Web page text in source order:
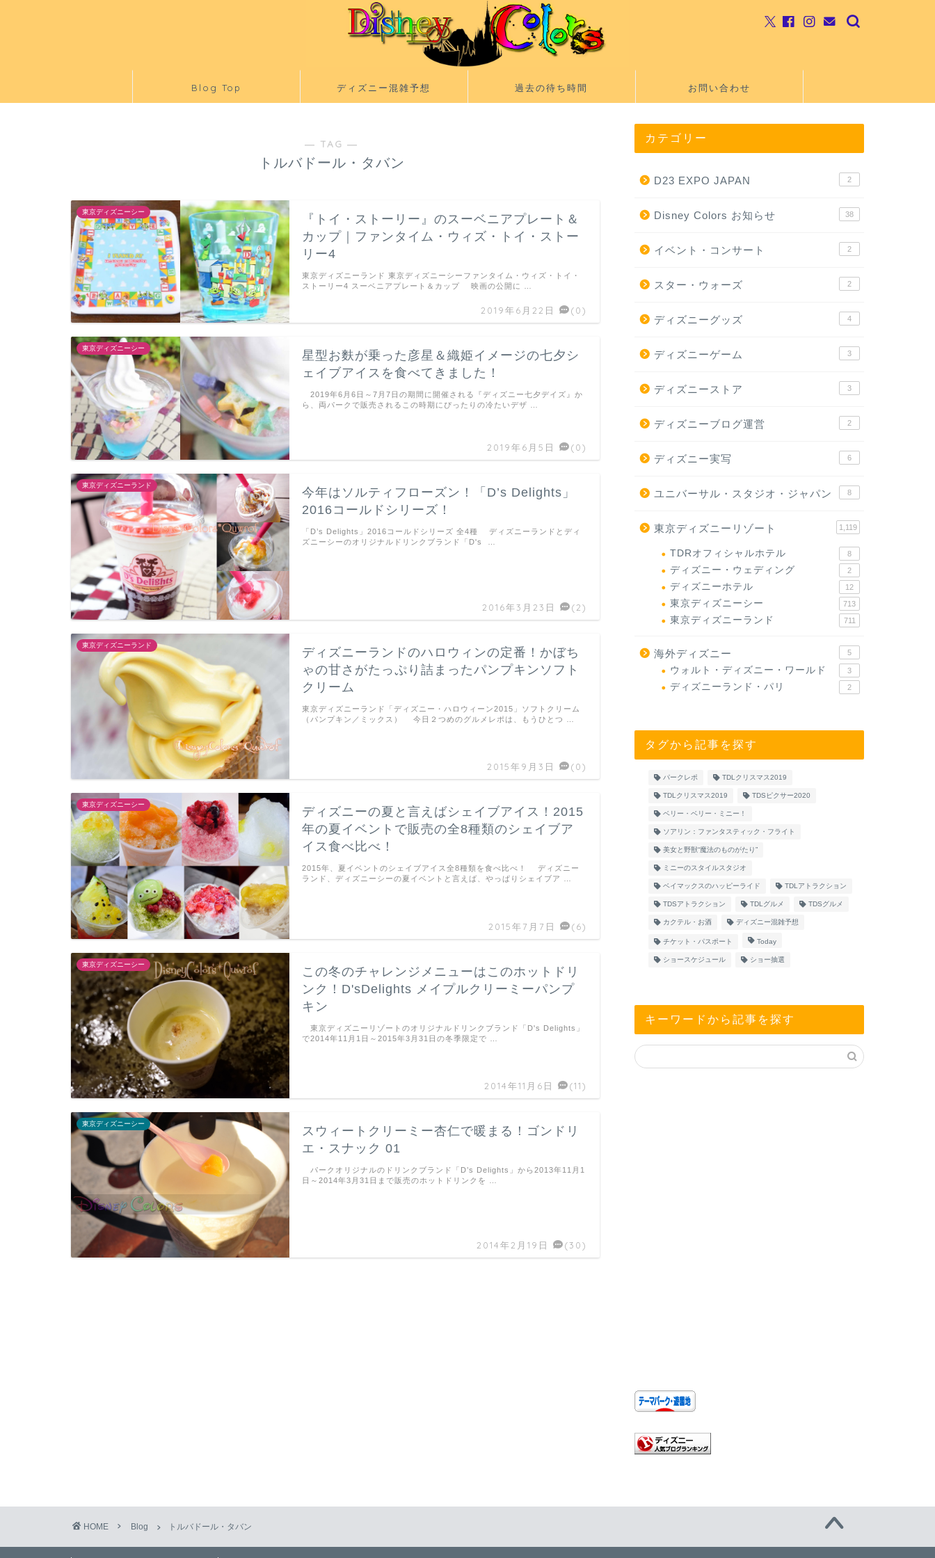
Blog Top ディズニー混雑予想 過去の待ち時間 お問い合わせ
― TAG ―
トルバドール・タバン
東京ディズニーシー
『トイ・ストーリー』のスーベニアプレート＆
カップ｜ファンタイム・ウィズ・トイ・ストー
リー4
2019年6月22日 (0)
東京ディズニーランド 東京ディズニーシーファンタイム・ウィズ・トイ・
ストーリー4 スーベニアプレート＆カップ 映画の公開に …
東京ディズニーシー
星型お麩が乗った彦星＆織姫イメージの七夕シ
ェイブアイスを食べてきました！
2019年6月5日 (0)
2019年6月6日～7月7日の期間に開催される『ディズニー七夕デイズ』か
ら、両パークで販売されるこの時期にぴったりの冷たいデザ …
東京ディズニーランド
今年はソルティフローズン！「D’s Delights」
2016コールドシリーズ！
2016年3月23日 (2)
「D’s Delights」2016コールドシリーズ 全4種 ディズニーランドとディ
ズニーシーのオリジナルドリンクブランド「D's …
東京ディズニーランド
ディズニーランドのハロウィンの定番！かぼち
ゃの甘さがたっぷり詰まったパンプキンソフト
クリーム
2015年9月3日 (0)
東京ディズニーランド「ディズニー・ハロウィーン2015」ソフトクリーム
（パンプキン／ミックス） 今日２つめのグルメレポは、もうひとつ …
東京ディズニーシー
ディズニーの夏と言えばシェイブアイス！2015
年の夏イベントで販売の全8種類のシェイブア
イス食べ比べ！
2015年7月7日 (6)
2015年、夏イベントのシェイブアイス全8種類を食べ比べ！ ディズニー
ランド、ディズニーシーの夏イベントと言えば、やっぱりシェイブア …
東京ディズニーシー
この冬のチャレンジメニューはこのホットドリ
ンク！D'sDelights メイプルクリーミーパンプ
キン
2014年11月6日 (11)
東京ディズニーリゾートのオリジナルドリンクブランド「D's Delights」
で2014年11月1日～2015年3月31日の冬季限定で …
東京ディズニーシー
スウィートクリーミー杏仁で暖まる！ゴンドリ
エ・スナック 01
2014年2月19日 (30)
パークオリジナルのドリンクブランド「D’s Delights」から2013年11月1
日～2014年3月31日まで販売のホットドリンクを …
カテゴリー
D23 EXPO JAPAN 2
Disney Colors お知らせ 38
イベント・コンサート 2
スター・ウォーズ 2
ディズニーグッズ 4
ディズニーゲーム 3
ディズニーストア 3
ディズニーブログ運営 2
ディズニー実写 6
ユニバーサル・スタジオ・ジャパン 8
東京ディズニーリゾート 1,119
TDRオフィシャルホテル 8
ディズニー・ウェディング 2
ディズニーホテル 12
東京ディズニーシー 713
東京ディズニーランド 711
海外ディズニー 5
ウォルト・ディズニー・ワールド 3
ディズニーランド・パリ 2
タグから記事を探す
パークレポ TDLクリスマス2019
TDLクリスマス2019 TDSピクサー2020
ベリー・ベリー・ミニー！
ソアリン：ファンタスティック・フライト
美女と野獣“魔法のものがたり”
ミニーのスタイルスタジオ
ベイマックスのハッピーライド TDLアトラクション
TDSアトラクション TDLグルメ TDSグルメ
カクテル・お酒 ディズニー混雑予想
チケット・パスポート Today
ショースケジュール ショー抽選
キーワードから記事を探す
HOME Blog トルバドール・タバン